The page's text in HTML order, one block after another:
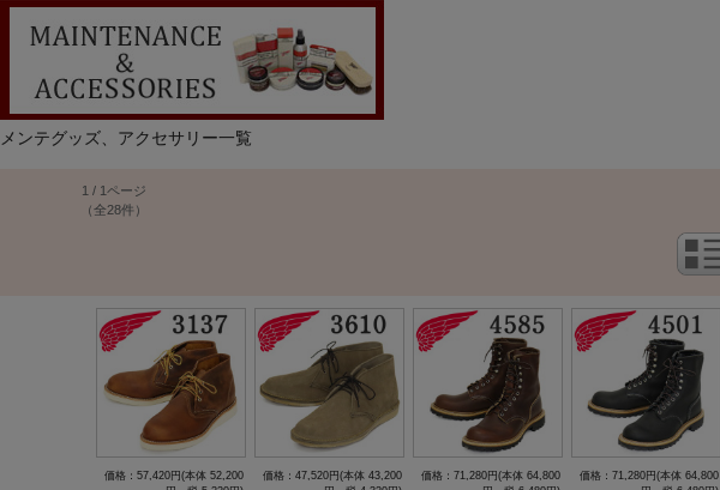
メンテグッズ、アクセサリー一覧
1 / 1ページ
（全28件）
価格：57,420円(本体 52,200
価格：47,520円(本体 43,200
価格：71,280円(本体 64,800
価格：71,280円(本体 64,800